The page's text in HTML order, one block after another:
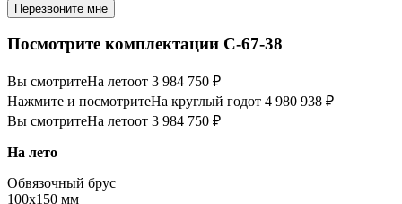
Перезвоните мне
Посмотрите комплектации С-67-38
Вы смотритеНа летоот 3 984 750 ₽
Нажмите и посмотритеНа круглый годот 4 980 938 ₽
Вы смотритеНа летоот 3 984 750 ₽
На лето
Обвязочный брус
100х150 мм